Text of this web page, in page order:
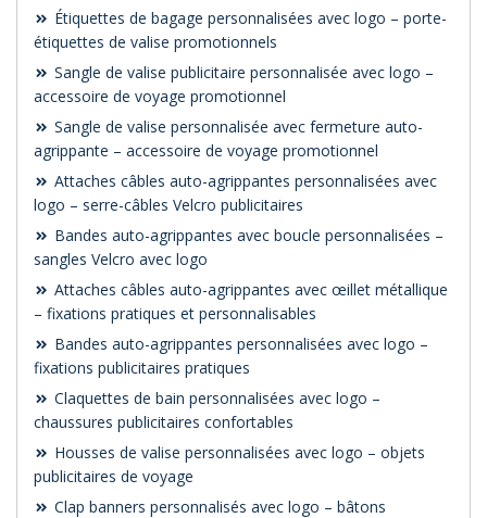
Étiquettes de bagage personnalisées avec logo – porte-
étiquettes de valise promotionnels
Sangle de valise publicitaire personnalisée avec logo –
accessoire de voyage promotionnel
Sangle de valise personnalisée avec fermeture auto-
agrippante – accessoire de voyage promotionnel
Attaches câbles auto-agrippantes personnalisées avec
logo – serre-câbles Velcro publicitaires
Bandes auto-agrippantes avec boucle personnalisées –
sangles Velcro avec logo
Attaches câbles auto-agrippantes avec œillet métallique
– fixations pratiques et personnalisables
Bandes auto-agrippantes personnalisées avec logo –
fixations publicitaires pratiques
Claquettes de bain personnalisées avec logo –
chaussures publicitaires confortables
Housses de valise personnalisées avec logo – objets
publicitaires de voyage
Clap banners personnalisés avec logo – bâtons